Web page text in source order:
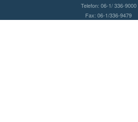
Telefon: 06-1/ 336-9000
Fax: 06-1/336-9479